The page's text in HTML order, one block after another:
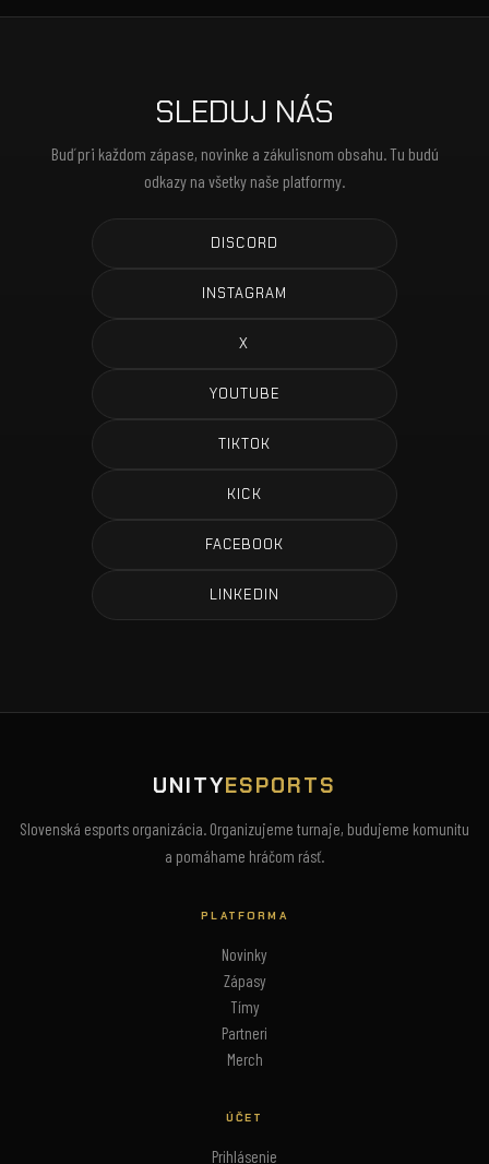
SLEDUJ NÁS
Buď pri každom zápase, novinke a zákulisnom obsahu. Tu budú
odkazy na všetky naše platformy.
DISCORD
INSTAGRAM
X
YOUTUBE
TIKTOK
KICK
FACEBOOK
LINKEDIN
UNITYESPORTS
Slovenská esports organizácia. Organizujeme turnaje, budujeme komunitu
a pomáhame hráčom rásť.
PLATFORMA
Novinky
Zápasy
Tímy
Partneri
Merch
ÚČET
Prihlásenie